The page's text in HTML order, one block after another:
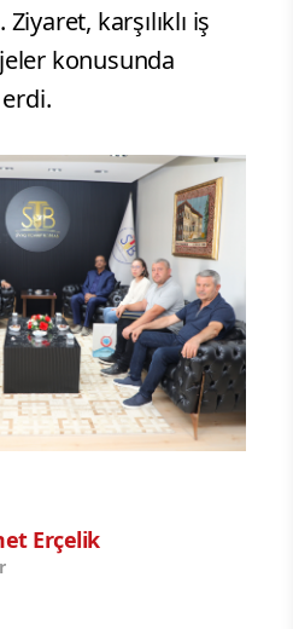
karşılıklı iş
konusunda
Erçelik